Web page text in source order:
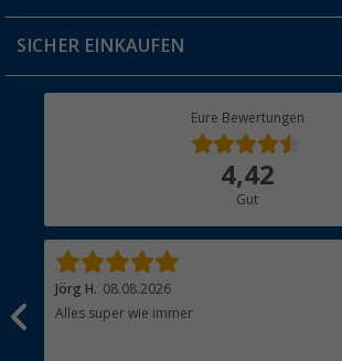
Jobs & Karriere
Rücksendung
SICHER EINKAUFEN
Eure Bewertungen
4,42
Gut
Jörg H. 08.08.2026
Alles super wie immer